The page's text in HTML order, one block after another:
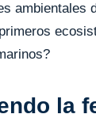
ambientales
la